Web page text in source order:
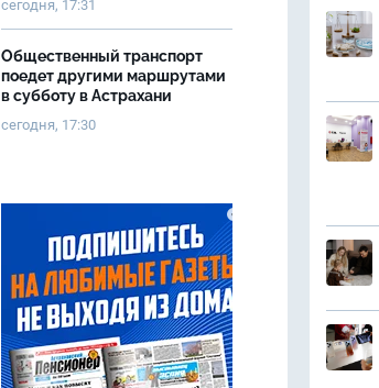
сегодня, 17:31
Общественный транспорт
поедет другими маршрутами
в субботу в Астрахани
сегодня, 17:30